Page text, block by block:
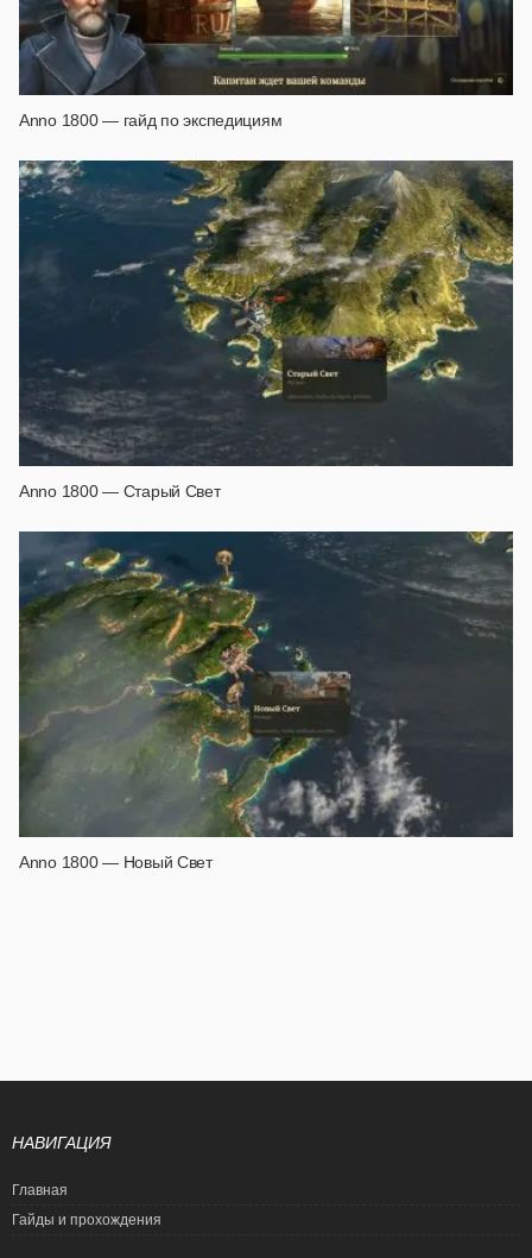
Anno 1800 — гайд по экспедициям
Anno 1800 — Старый Свет
Anno 1800 — Новый Свет
НАВИГАЦИЯ
Главная
Гайды и прохождения